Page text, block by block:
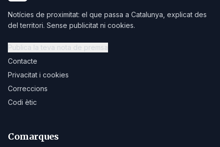
Notícies de proximitat: el que passa a Catalunya, explicat des
del territori. Sense publicitat ni cookies.
Publica la teva nota de premsa
Contacte
Privacitat i cookies
Correccions
Codi ètic
Comarques